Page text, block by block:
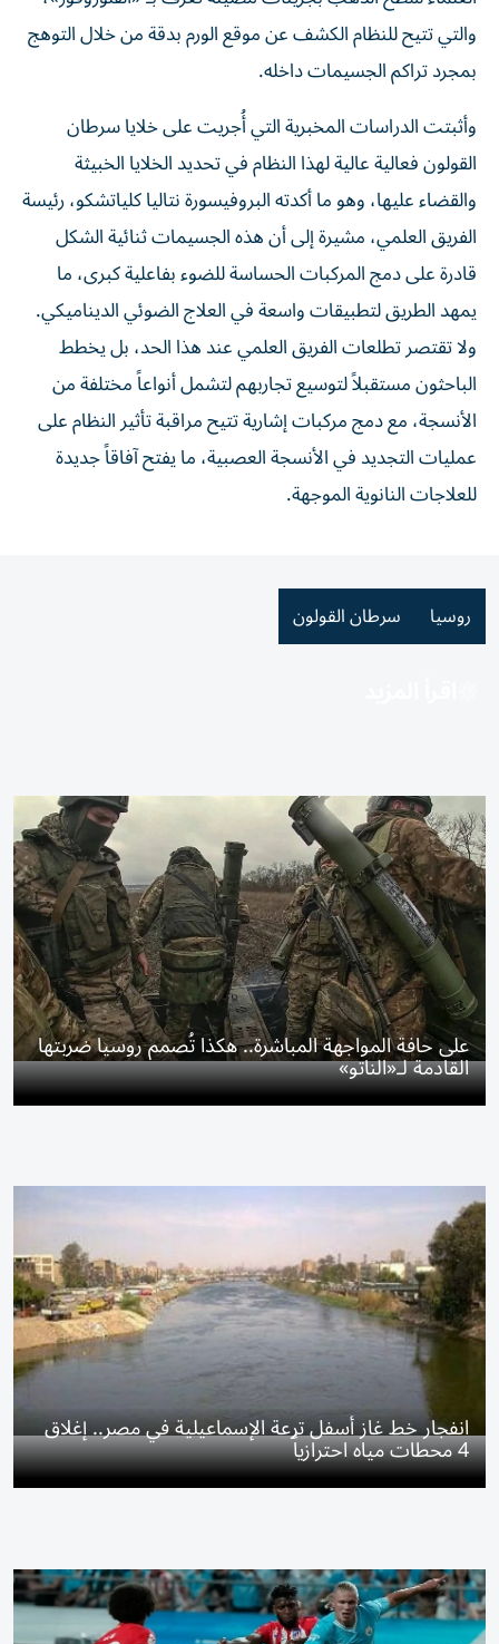
والتي تتيح للنظام الكشف عن موقع الورم بدقة من خلال التوهج
بمجرد تراكم الجسيمات داخله.
وأثبتت الدراسات المخبرية التي أُجريت على خلايا سرطان
القولون فعالية عالية لهذا النظام في تحديد الخلايا الخبيثة
والقضاء عليها، وهو ما أكدته البروفيسورة نتاليا كلياتشكو، رئيسة
الفريق العلمي، مشيرة إلى أن هذه الجسيمات ثنائية الشكل
قادرة على دمج المركبات الحساسة للضوء بفاعلية كبرى، ما
يمهد الطريق لتطبيقات واسعة في العلاج الضوئي الديناميكي.
ولا تقتصر تطلعات الفريق العلمي عند هذا الحد، بل يخطط
الباحثون مستقبلاً لتوسيع تجاربهم لتشمل أنواعاً مختلفة من
الأنسجة، مع دمج مركبات إشارية تتيح مراقبة تأثير النظام على
عمليات التجديد في الأنسجة العصبية، ما يفتح آفاقاً جديدة
للعلاجات النانوية الموجهة.
روسيا سرطان القولون
على حافة المواجهة المباشرة.. هكذا تُصمم روسيا ضربتها
القادمة لـ«الناتو»
انفجار خط غاز أسفل ترعة الإسماعيلية في مصر.. إغلاق
4 محطات مياه احترازياً